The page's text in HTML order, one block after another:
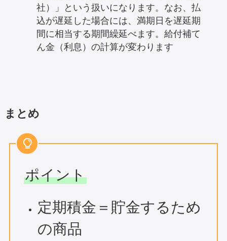
社）」という扱いになります。なお、払
込が遅延した場合には、満期日を遅延期
間に相当する期間繰延べます。給付補て
ん金（利息）の計算が変わります
まとめ
ポイント
定期積金＝貯金するため
の商品